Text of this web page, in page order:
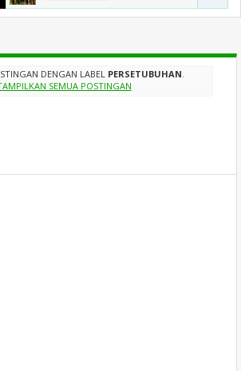
DENGAN LABEL PERSETUBUHAN.
SEMUA POSTINGAN